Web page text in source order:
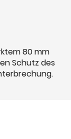
80 mm
Schutz des